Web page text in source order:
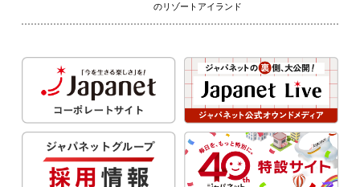
のリゾートアイランド